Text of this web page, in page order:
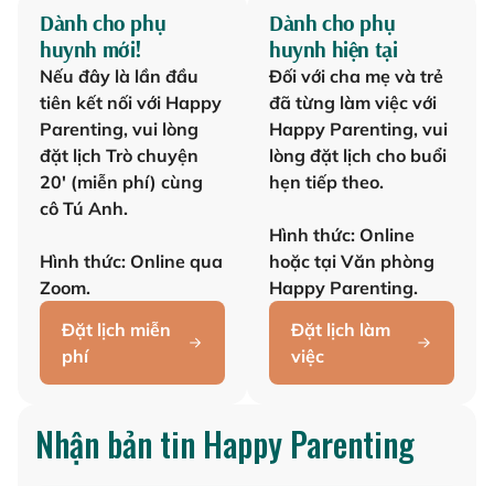
Tình cảm - Xã hội.
thứ, hành vi
cũng gia
mình trong
ảnh, biết bắt
người khác.
nói những
biết làm
yêu cầu đơn
Dành cho phụ
huynh mới!
Nếu đây là lần đầu
tiên kết nối với Happy
Parenting, vui lòng
đặt lịch Trò chuyện
20' (miễn phí) cùng
cô Tú Anh.
Hình thức: Online qua
Zoom.
Đặt lịch miễn
phí
Dành cho phụ
huynh hiện tại
Đối với cha mẹ và trẻ
đã từng làm việc với
Happy Parenting, vui
lòng đặt lịch cho buổi
hẹn tiếp theo.
Hình thức: Online
hoặc tại Văn phòng
Happy Parenting.
Đặt lịch làm
việc